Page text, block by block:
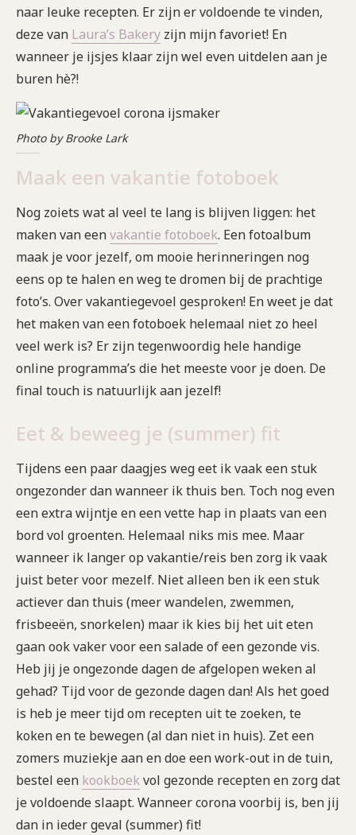
naar leuke recepten. Er zijn er voldoende te vinden,
deze van Laura’s Bakery zijn mijn favoriet! En
wanneer je ijsjes klaar zijn wel even uitdelen aan je
buren hè?!
Photo by Brooke Lark
Maak een vakantie fotoboek
Nog zoiets wat al veel te lang is blijven liggen: het
maken van eenvakantie fotoboek. Een fotoalbum
maak je voor jezelf, om mooie herinneringen nog
eens op te halen en weg te dromen bij de prachtige
foto’s. Over vakantiegevoel gesproken! En weet je dat
het maken van een fotoboek helemaal niet zo heel
veel werk is? Er zijn tegenwoordig hele handige
online programma’s die het meeste voor je doen. De
final touch is natuurlijk aan jezelf!
Eet & beweeg je (summer) fit
Tijdens een paar daagjes weg eet ik vaak een stuk
ongezonder dan wanneer ik thuis ben. Toch nog even
een extra wijntje en een vette hap in plaats van een
bord vol groenten. Helemaal niks mis mee. Maar
wanneer ik langer op vakantie/reis ben zorg ik vaak
juist beter voor mezelf. Niet alleen ben ik een stuk
actiever dan thuis (meer wandelen, zwemmen,
frisbeeën, snorkelen) maar ik kies bij het uit eten
gaan ook vaker voor een salade of een gezonde vis.
Heb jij je ongezonde dagen de afgelopen weken al
gehad? Tijd voor de gezonde dagen dan! Als het goed
is heb je meer tijd om recepten uit te zoeken, te
koken en te bewegen (al dan niet in huis). Zet een
zomers muziekje aan en doe een work-out in de tuin,
bestel een kookboekvol gezonde recepten en zorg dat
je voldoende slaapt. Wanneer corona voorbij is, ben jij
dan in ieder geval (summer) fit!